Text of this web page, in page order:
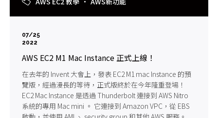
07/25
2022
AWS EC2 M1 Mac Instance 正式上線！
在去年的 Invent 大會上，發表 EC2 M1 mac Instance 的預
覽版，經過漫長的等待，正式版終於在今年隆重登場！
EC2 Mac Instance 是透過 Thunderbolt 連接到 AWS Nitro
系統的專用 Mac mini 。 它連接到 Amazon VPC，從 EBS